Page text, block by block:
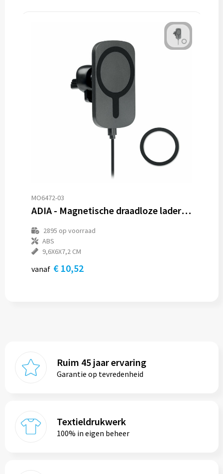
MO6472-03
ADIA - Magnetische draadloze lader 15W
2895 op voorraad
ABS
9,6X6X7,2 CM
vanaf € 10,52
Ruim 45 jaar ervaring
Garantie op tevredenheid
Textieldrukwerk
100% in eigen beheer